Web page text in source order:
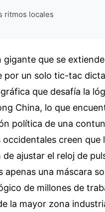
ritmos locales
gigante que se
por un solo tic-tac
que desafía la
China, lo que
política de una
creen que
ajustar el reloj de
apenas una máscara
de millones de
la mayor zona